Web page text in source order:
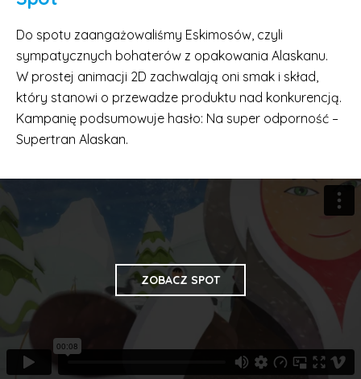
Do spotu zaangażowaliśmy Eskimosów, czyli
sympatycznych bohaterów z opakowania Alaskanu.
W prostej animacji 2D zachwalają oni smak i skład,
który stanowi o przewadze produktu nad konkurencją.
Kampanię podsumowuje hasło: Na super odporność –
Supertran Alaskan.
ZOBACZ SPOT